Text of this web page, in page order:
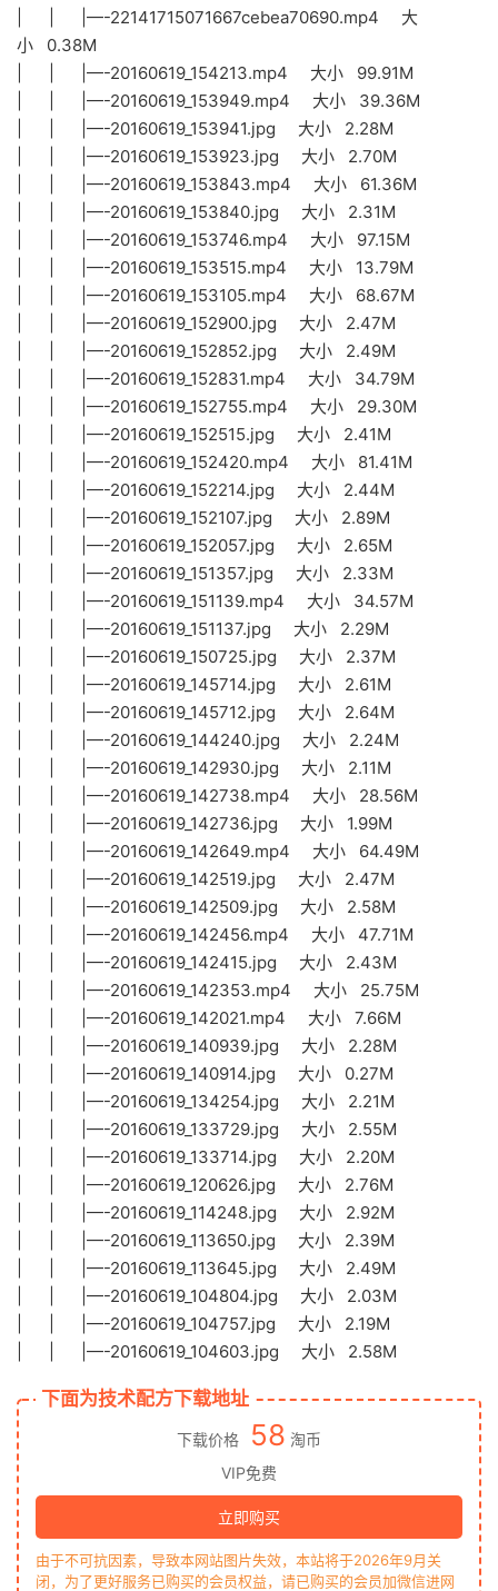
| | |—-22141715071667cebea70690.mp4 大
小 0.38M
| | |—-20160619_154213.mp4 大小 99.91M
| | |—-20160619_153949.mp4 大小 39.36M
| | |—-20160619_153941.jpg 大小 2.28M
| | |—-20160619_153923.jpg 大小 2.70M
| | |—-20160619_153843.mp4 大小 61.36M
| | |—-20160619_153840.jpg 大小 2.31M
| | |—-20160619_153746.mp4 大小 97.15M
| | |—-20160619_153515.mp4 大小 13.79M
| | |—-20160619_153105.mp4 大小 68.67M
| | |—-20160619_152900.jpg 大小 2.47M
| | |—-20160619_152852.jpg 大小 2.49M
| | |—-20160619_152831.mp4 大小 34.79M
| | |—-20160619_152755.mp4 大小 29.30M
| | |—-20160619_152515.jpg 大小 2.41M
| | |—-20160619_152420.mp4 大小 81.41M
| | |—-20160619_152214.jpg 大小 2.44M
| | |—-20160619_152107.jpg 大小 2.89M
| | |—-20160619_152057.jpg 大小 2.65M
| | |—-20160619_151357.jpg 大小 2.33M
| | |—-20160619_151139.mp4 大小 34.57M
| | |—-20160619_151137.jpg 大小 2.29M
| | |—-20160619_150725.jpg 大小 2.37M
| | |—-20160619_145714.jpg 大小 2.61M
| | |—-20160619_145712.jpg 大小 2.64M
| | |—-20160619_144240.jpg 大小 2.24M
| | |—-20160619_142930.jpg 大小 2.11M
| | |—-20160619_142738.mp4 大小 28.56M
| | |—-20160619_142736.jpg 大小 1.99M
| | |—-20160619_142649.mp4 大小 64.49M
| | |—-20160619_142519.jpg 大小 2.47M
| | |—-20160619_142509.jpg 大小 2.58M
| | |—-20160619_142456.mp4 大小 47.71M
| | |—-20160619_142415.jpg 大小 2.43M
| | |—-20160619_142353.mp4 大小 25.75M
| | |—-20160619_142021.mp4 大小 7.66M
| | |—-20160619_140939.jpg 大小 2.28M
| | |—-20160619_140914.jpg 大小 0.27M
| | |—-20160619_134254.jpg 大小 2.21M
| | |—-20160619_133729.jpg 大小 2.55M
| | |—-20160619_133714.jpg 大小 2.20M
| | |—-20160619_120626.jpg 大小 2.76M
| | |—-20160619_114248.jpg 大小 2.92M
| | |—-20160619_113650.jpg 大小 2.39M
| | |—-20160619_113645.jpg 大小 2.49M
| | |—-20160619_104804.jpg 大小 2.03M
| | |—-20160619_104757.jpg 大小 2.19M
| | |—-20160619_104603.jpg 大小 2.58M
下面为技术配方下载地址
下载价格 58 淘币
VIP免费
立即购买
由于不可抗因素，导致本网站图片失效，本站将于2026年9月关
闭，为了更好服务已购买的会员权益，请已购买的会员加微信进网